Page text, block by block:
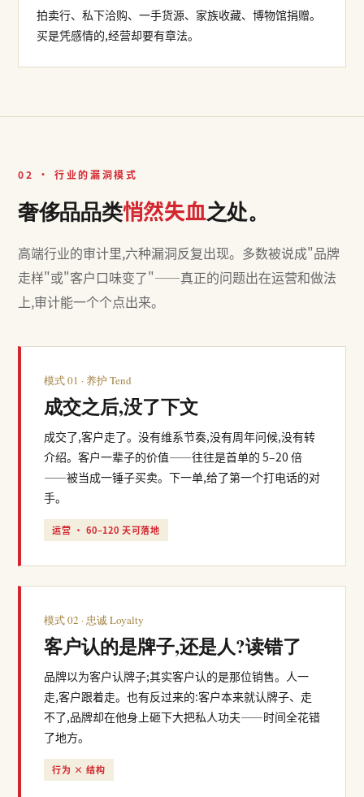
拍卖行、私下洽购、一手货源、家族收藏、博物馆捐赠。
买是凭感情的,经营却要有章法。
02 · 行业的漏洞模式
奢侈品品类悄然失血之处。
高端行业的审计里,六种漏洞反复出现。多数被说成"品牌
走样"或"客户口味变了"——真正的问题出在运营和做法
上,审计能一个个点出来。
模式 01 · 养护 Tend
成交之后,没了下文
成交了,客户走了。没有维系节奏,没有周年问候,没有转
介绍。客户一辈子的价值——往往是首单的 5–20 倍
——被当成一锤子买卖。下一单,给了第一个打电话的对
手。
运营 · 60–120 天可落地
模式 02 · 忠诚 Loyalty
客户认的是牌子,还是人?读错了
品牌以为客户认牌子;其实客户认的是那位销售。人一
走,客户跟着走。也有反过来的:客户本来就认牌子、走
不了,品牌却在他身上砸下大把私人功夫——时间全花错
了地方。
行为 × 结构